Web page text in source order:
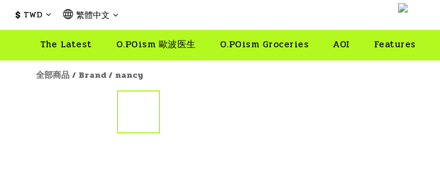
$ TWD 繁體中文
The Latest O.POism 歐波医生 O.POism Groceries AOI Features
全部商品/ Brand/ nancy